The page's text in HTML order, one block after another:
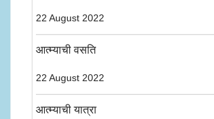
22 August 2022
आत्म्याची वसति
22 August 2022
आत्म्याची यात्रा